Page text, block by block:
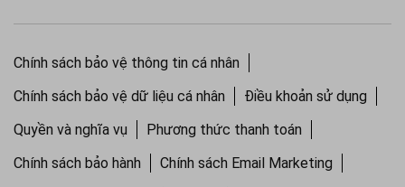
Chính sách bảo vệ thông tin cá nhân
Chính sách bảo vệ dữ liệu cá nhân
Điều khoản sử dụng
Quyền và nghĩa vụ
Phương thức thanh toán
Chính sách bảo hành
Chính sách Email Marketing